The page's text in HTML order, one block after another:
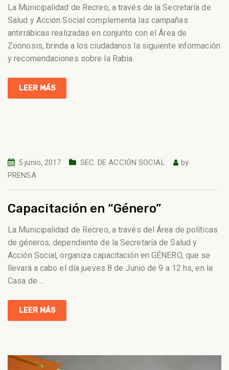
La Municipalidad de Recreo, a través de la Secretaría de
Salud y Acción Social complementa las campañas
antirrábicas realizadas en conjunto con el Área de
Zoonosis, brinda a los ciudadanos la siguiente información
y recomendaciones sobre la Rabia.
LEER MÁS
5 junio, 2017 SEC. DE ACCIÓN SOCIAL
by
PRENSA
Capacitación en “Género”
La Municipalidad de Recreo, a través del Área de políticas
de géneros, dependiente de la Secretaría de Salud y
Acción Social, organiza capacitación en GÉNERO, que se
llevará a cabo el día jueves 8 de Junio de 9 a 12 hs, en la
Casa de …
LEER MÁS